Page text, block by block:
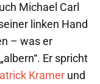
Michael Carl
linken Hand
– was er
Er spricht
Kramer und